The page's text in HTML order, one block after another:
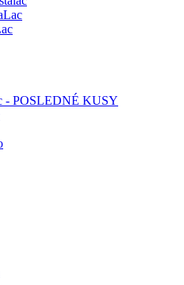
- POSLEDNÉ KUSY